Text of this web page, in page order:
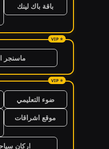
باقة باك لينك
ماسنجر
ضوء التعليمي
موقع اشراقات
اركان